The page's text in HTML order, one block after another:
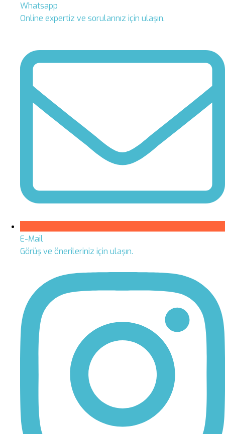
Whatsapp
Online expertiz ve sorularınız için ulaşın.
E-Mail
Görüş ve önerileriniz için ulaşın.